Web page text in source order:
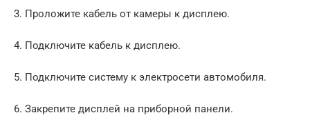
3. Проложите кабель от камеры к дисплею.
4. Подключите кабель к дисплею.
5. Подключите систему к электросети автомобиля.
6. Закрепите дисплей на приборной панели.